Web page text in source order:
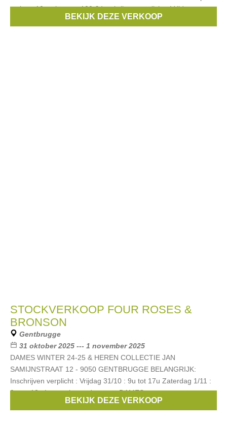
stuk en 10 stuks voor 100 € Inschrijven verplicht : Vrijdag
Bronson,FOUR ROSES,Mercer,
BEKIJK DEZE VERKOOP
STOCKVERKOOP FOUR ROSES &
BRONSON
Gentbrugge
31 oktober 2025 --- 1 november 2025
DAMES WINTER 24-25 & HEREN COLLECTIE JAN
SAMIJNSTRAAT 12 - 9050 GENTBRUGGE BELANGRIJK:
Inschrijven verplicht : Vrijdag 31/10 : 9u tot 17u Zaterdag 1/11 :
9u tot 12u Ingang langs de poort. DAMES
FOUR ROSES ,Bronson
BEKIJK DEZE VERKOOP